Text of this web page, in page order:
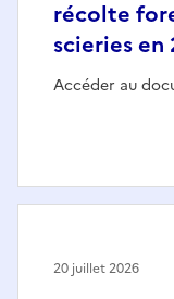
récolte
scieries en
Accéder au
20 juillet 2026